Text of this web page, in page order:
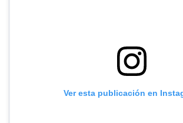
Ver esta publicación en